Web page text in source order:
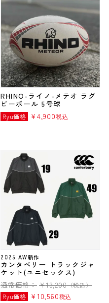
RHINO-ライノ-メテオ ラグ
ビーボール 5号球
Ryu価格 ¥ 4,900税込
2025 AW新作
カンタベリー トラックジャ
ケット(ユニセックス)
通常価格： ¥13,200（税込）
Ryu価格
¥ 10,560税込